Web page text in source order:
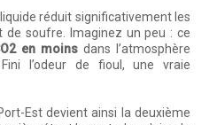
liquide réduit significativement les
de soufre. Imaginez un peu : ce
en moins dans l’atmosphère
l’odeur de fioul, une vraie
Est devient ainsi la deuxième